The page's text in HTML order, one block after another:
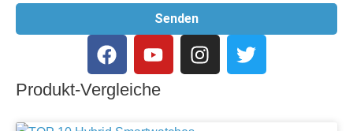
Senden
Produkt-Vergleiche